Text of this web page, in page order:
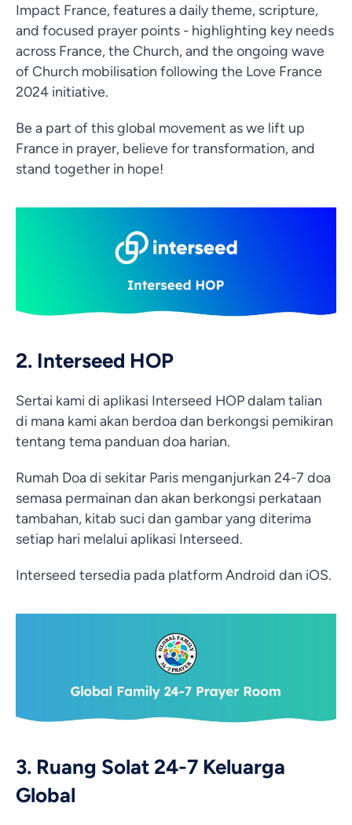
Impact France, features a daily theme, scripture,
and focused prayer points - highlighting key needs
across France, the Church, and the ongoing wave
of Church mobilisation following the Love France
2024 initiative.
Be a part of this global movement as we lift up
France in prayer, believe for transformation, and
stand together in hope!
2. Interseed HOP
Sertai kami di aplikasi Interseed HOP dalam talian
di mana kami akan berdoa dan berkongsi pemikiran
tentang tema panduan doa harian.
Rumah Doa di sekitar Paris menganjurkan 24-7 doa
semasa permainan dan akan berkongsi perkataan
tambahan, kitab suci dan gambar yang diterima
setiap hari melalui aplikasi Interseed.
Interseed tersedia pada platform Android dan iOS.
3. Ruang Solat 24-7 Keluarga
Global